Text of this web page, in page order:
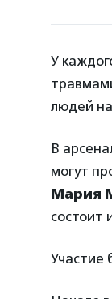
У
людей
В
могут
Мария
состоит
Участие